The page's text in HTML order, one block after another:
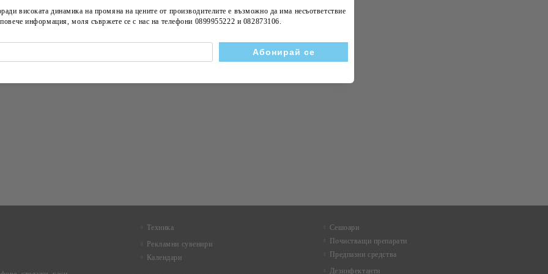
Техника
Рекламни сувенири
Календари
Сешоари
Почистващи препарати
Предпазни средства
Дезинфектанти
високата динамика на промяна на цените от производителите е възможно да има несъответствие
информация, моля съвржете се с нас на телефони 0899955222 и 082873106.